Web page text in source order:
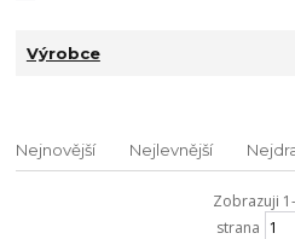
Výrobce
Nejnovější Nejlevnější
Zobrazuji
strana